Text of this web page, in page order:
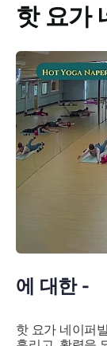
핫 요가
에 대한 -
핫 요가 네이퍼